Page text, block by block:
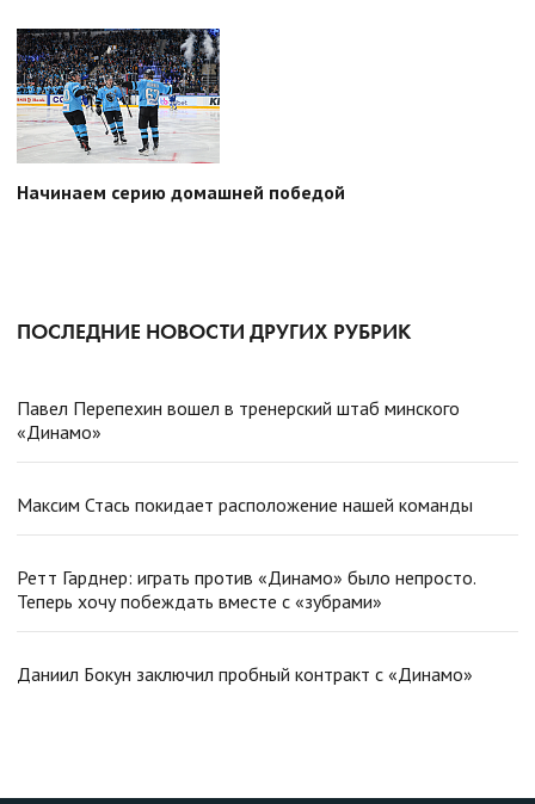
Начинаем серию домашней победой
ПОСЛЕДНИЕ НОВОСТИ ДРУГИХ РУБРИК
Павел Перепехин вошел в тренерский штаб минского
«Динамо»
Максим Стась покидает расположение нашей команды
Ретт Гарднер: играть против «Динамо» было непросто.
Теперь хочу побеждать вместе с «зубрами»
Даниил Бокун заключил пробный контракт с «Динамо»